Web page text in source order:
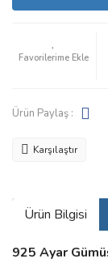
Ürün Paylaş :
Karşılaştır
Ürün Bilgisi
925 Ayar